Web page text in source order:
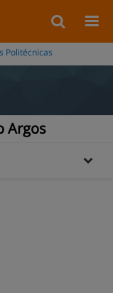
Politécnicas
Argos